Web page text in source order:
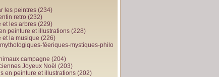
les peintres (234)
retro (232)
et les arbres (229)
peinture et illustrations (228)
et la musique (226)
féeriques-mystiques-philo
campagne (204)
Joyeux Noël (203)
en peinture et illustrations (202)